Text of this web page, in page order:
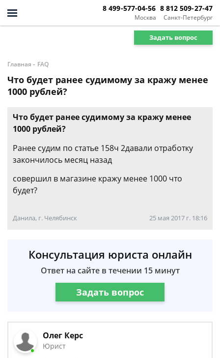
Москва
8 499-577-04-56
Санкт-Петербург
8 812 509-27-47
Задать вопрос
Главная - FAQ
Что будет ранее судимому за кражу менее
1000 рублей?
Что будет ранее судимому за кражу менее
1000 рублей?
Ранее судим по статье 158ч 2давали отработку
закончилось месяц назад
совершил в магазине кражу менее 1000 что
будет?
Данила, г. Челябинск 25 мая 2017 г. 18:16
Консультация юриста онлайн
Ответ на сайте в течении 15 минут
Задать вопрос
Олег Керс
Юрист